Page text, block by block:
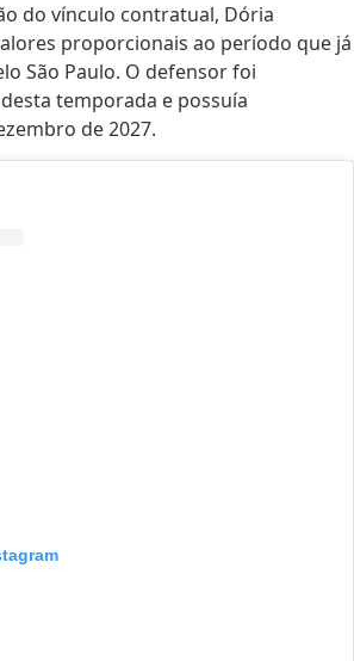
do vínculo contratual, Dória
proporcionais ao período que já
São Paulo. O defensor foi
temporada e possuía
de 2027.